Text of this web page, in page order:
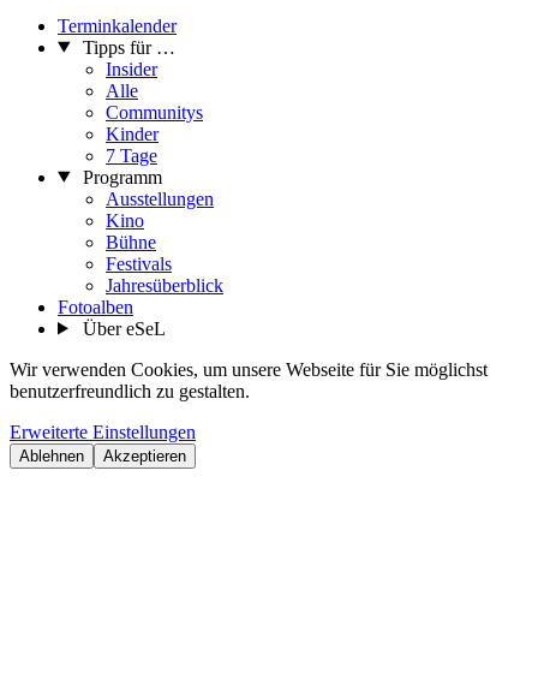
Terminkalender
Tipps für …
Insider
Alle
Communitys
Kinder
7 Tage
Programm
Ausstellungen
Kino
Bühne
Festivals
Jahresüberblick
Fotoalben
Über eSeL
Wir verwenden Cookies, um unsere Webseite für Sie möglichst
benutzerfreundlich zu gestalten.
Erweiterte Einstellungen
Ablehnen Akzeptieren